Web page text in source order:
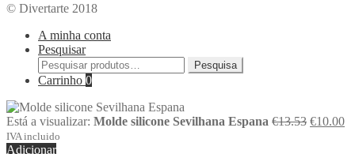
© Divertarte 2018
A minha conta
Pesquisar
Pesquisa
Carrinho 0
Está a visualizar: Molde silicone Sevilhana Espana €13.53 €10.00
IVA incluido
Adicionar